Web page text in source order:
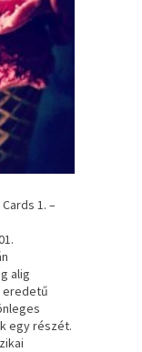
Cards 1. –
alig
eredetű
egy részét.